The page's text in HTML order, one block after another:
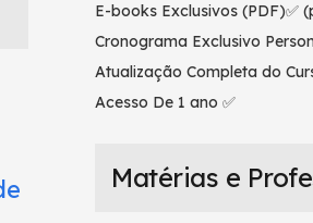
E-books Exclusivos (PDF)✅
Cronograma Exclusivo
Atualização Completa do
Acesso De 1 ano ✅
Matérias e